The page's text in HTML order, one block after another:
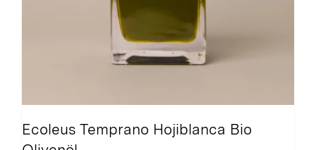
Ecoleus Temprano Hojiblanca Bio